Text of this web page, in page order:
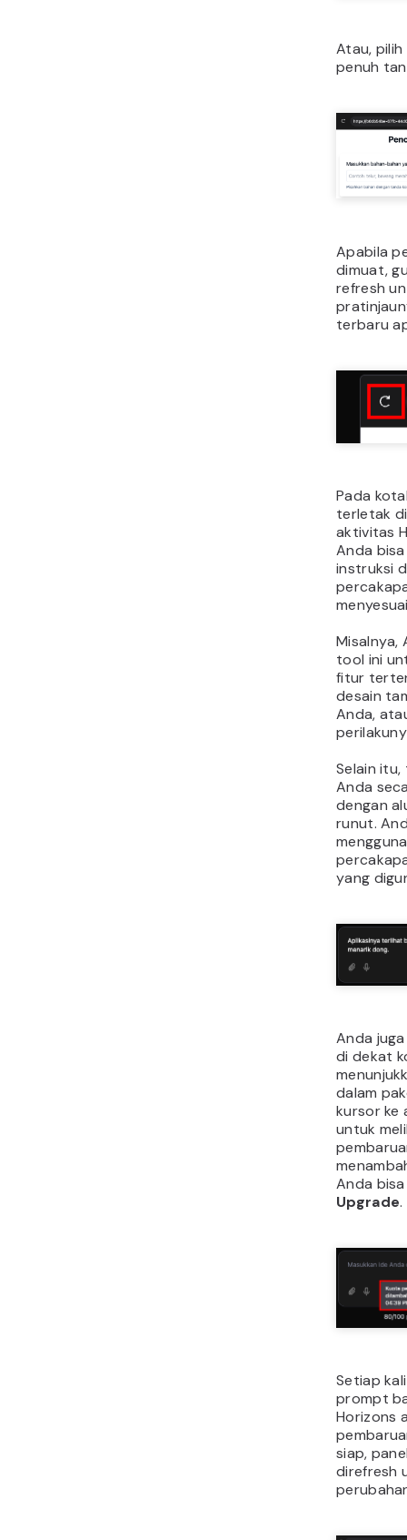
Atau,
penuh
Apabila
dimuat,
refresh
terbaru
Pada
terletak
aktivitas
Anda
instruksi
Misalnya,
tool ini
fitur
desain
Anda,
Selain
Anda
dengan
runut.
yang
Anda
di dekat
dalam
kursor ke
untuk
Anda
Upgrade.
Setiap
prompt
Horizons
siap,
direfresh